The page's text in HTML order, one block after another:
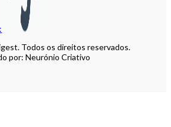
Todos os direitos reservados.
por: Neurónio Criativo